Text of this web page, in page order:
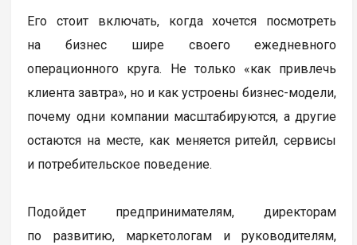
Его стоит включать, когда хочется посмотреть
на бизнес шире своего ежедневного
операционного круга. Не только «как привлечь
клиента завтра», но и как устроены бизнес-модели,
почему одни компании масштабируются, а другие
остаются на месте, как меняется ритейл, сервисы
и потребительское поведение.
Подойдет предпринимателям, директорам
по развитию, маркетологам и руководителям,